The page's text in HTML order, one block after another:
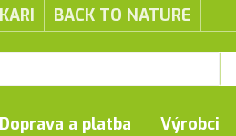
BACK TO NATURE
Doprava a platba Výrobci